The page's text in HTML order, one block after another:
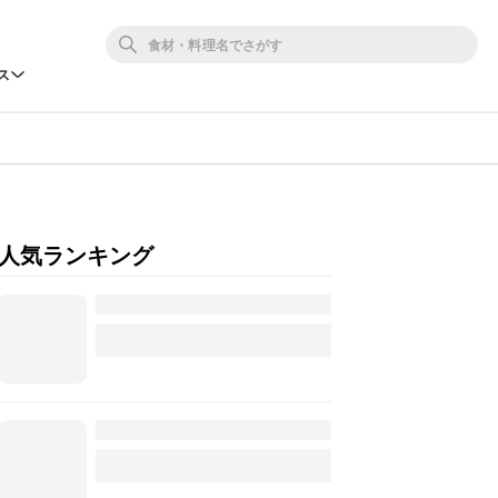
人気ランキング